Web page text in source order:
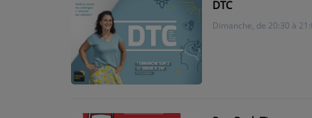
DTC
Dimanche, de 20:30 à